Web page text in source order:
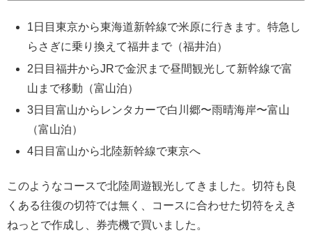
1日目東京から東海道新幹線で米原に行きます。特急し
らさぎに乗り換えて福井まで（福井泊）
2日目福井からJRで金沢まで昼間観光して新幹線で富
山まで移動（富山泊）
3日目富山からレンタカーで白川郷〜雨晴海岸〜富山
（富山泊）
4日目富山から北陸新幹線で東京へ
このようなコースで北陸周遊観光してきました。切符も良
くある往復の切符では無く、コースに合わせた切符をえき
ねっとで作成し、券売機で買いました。